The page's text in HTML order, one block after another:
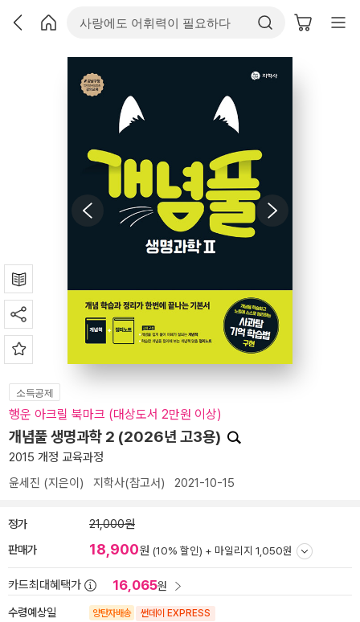
소득공제
행운 아크릴 북마크 (대상도서 2만원 이상)
개념풀 생명과학 2 (2026년 고3용)
2015 개정 교육과정
윤세진 (지은이) 지학사(참고서) 2021-10-15
정가 21,000원
판매가 18,900원 (10% 할인) + 마일리지 1,050원
카드최대혜택가 16,065원
수령예상일 양탄자배송 썬데이 EXPRESS